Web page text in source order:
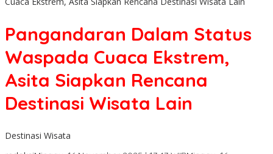
Pangandaran Dalam Status
Waspada Cuaca Ekstrem,
Asita Siapkan Rencana
Destinasi Wisata Lain
Destinasi Wisata